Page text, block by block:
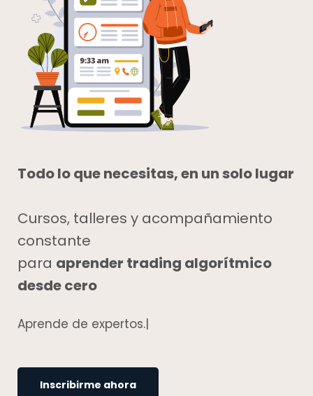
Todo lo que necesitas, en un solo lugar
Cursos, talleres y acompañamiento
constante
para aprender trading algorítmico
desde cero
Aprende de expertos|
Inscribirme ahora